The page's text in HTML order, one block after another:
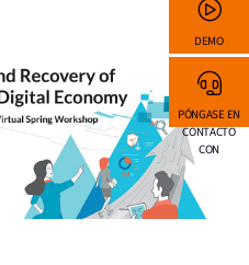
DEMO
PÓNGASE EN
CONTACTO
CON